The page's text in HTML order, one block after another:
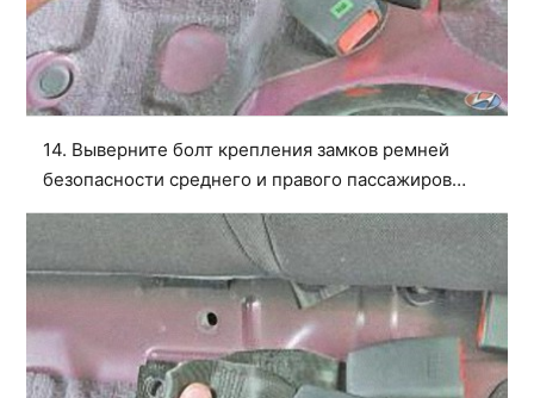
14. Выверните болт крепления замков ремней
безопасности среднего и правого пассажиров…